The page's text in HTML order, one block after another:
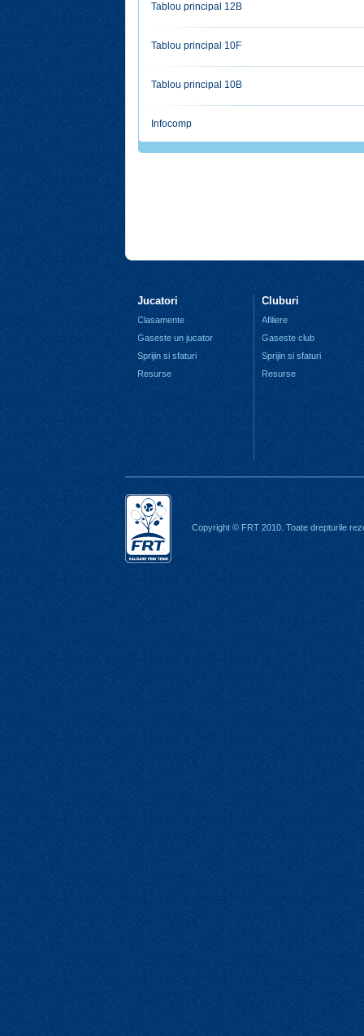
Tablou principal 12B
Tablou principal 10F
Tablou principal 10B
Infocomp
Jucatori
Clasamente
Gaseste un jucator
Sprijin si sfaturi
Resurse
Cluburi
Afiliere
Gaseste club
Sprijin si sfaturi
Resurse
Copyright © FRT 2010. Toate drepturile